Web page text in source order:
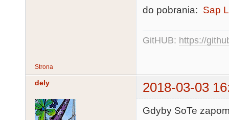
do pobrania: Sap
GitHUB: https://
Strona
dely 2018-03-03
Gdyby SoTe